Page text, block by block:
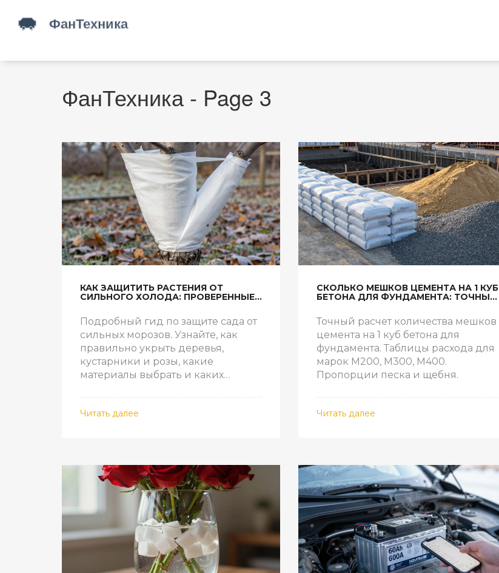
ФанТехника - Page 3
КАК ЗАЩИТИТЬ РАСТЕНИЯ ОТ
СИЛЬНОГО ХОЛОДА: ПРОВЕРЕННЫЕ
Подробный гид по защите сада от
сильных морозов. Узнайте, как
правильно укрыть деревья,
кустарники и розы, какие
материалы выбрать и каких
урожай.
Читать далее
СКОЛЬКО МЕШКОВ ЦЕМЕНТА НА 1 КУБ
БЕТОНА ДЛЯ ФУНДАМЕНТА: ТОЧНЫЙ
Точный расчет количества мешков
цемента на 1 куб бетона для
фундамента. Таблицы расхода для
марок М200, М300, М400.
Пропорции песка и щебня.
Читать далее